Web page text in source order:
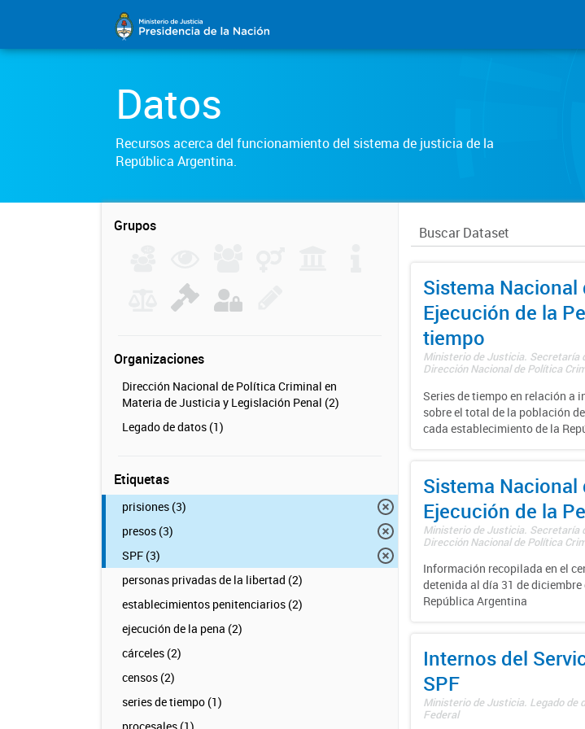
Datos
Recursos acerca del funcionamiento del sistema de justicia de la
República Argentina.
Grupos
Organizaciones
Dirección Nacional de Política Criminal en
Materia de Justicia y Legislación Penal (2)
Legado de datos (1)
Etiquetas
prisiones (3)
presos (3)
SPF (3)
personas privadas de la libertad (2)
establecimientos penitenciarios (2)
ejecución de la pena (2)
cárceles (2)
censos (2)
series de tiempo (1)
Sistema
Ejecución de la
tiempo
Ministerio de Justicia. Secretaría
Dirección Nacional de Política
Series de tiempo en relación a
sobre el total de la población
cada establecimiento de la
Sistema
Ejecución de la
Ministerio de Justicia. Secretaría
Dirección Nacional de Política
Información recopilada en el
detenida al día 31 de
República Argentina
Internos del
SPF
Ministerio de Justicia. Legado de
Federal